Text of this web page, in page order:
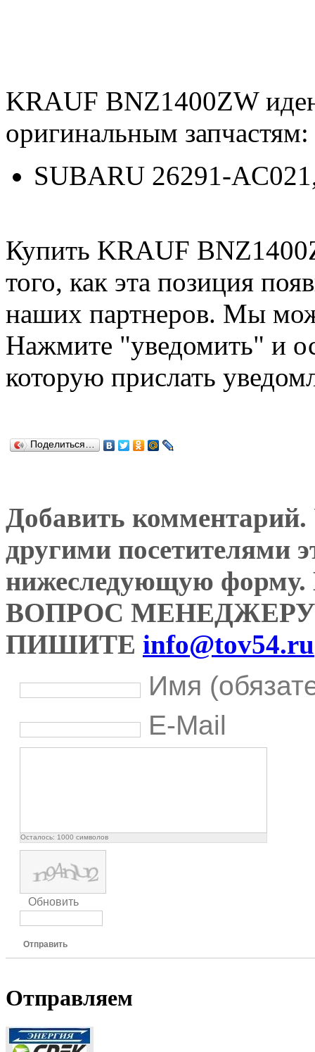
KRAUF BNZ1400ZW
оригинальным запчастям:
SUBARU 26291-
Купить KRAUF
того, как эта позиция
наших партнеров. Мы
Нажмите "уведомить" и
которую прислать
Поделиться…
Добавить комментарий.
другими посетителями
нижеследующую
ВОПРОС
ПИШИТЕ info@tov54.ru
Имя
E-Mail
Осталось: 1000 символов
Обновить
Отправить
Отправляем